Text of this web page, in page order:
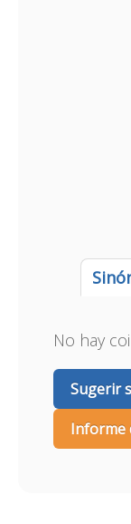
No hay
Sugerir
Informe